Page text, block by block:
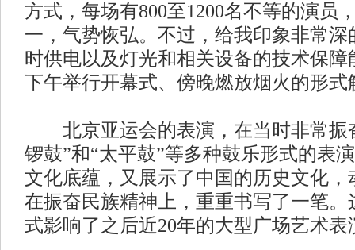
方式，每场有800至1200名不等的演员
一，气势恢弘。不过，给我印象非常深
时供电以及灯光和相关设备的技术保障
下午举行开幕式、傍晚燃放烟火的形式
北京亚运会的表演，在当时非常振
锣鼓”和“太平鼓”等多种鼓乐形式的表
文化底蕴，又展示了中国的历史文化，
在振奋民族精神上，重重书写了一笔。
式影响了之后近20年的大型广场艺术表